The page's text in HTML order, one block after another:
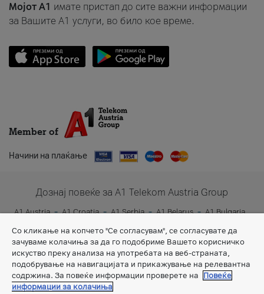
Мојот A1 имате пристап до сите важни информации
за Вашите A1 услуги, во било кое време.
Member of
Начини на плаќање
Дознај повеќе за A1 Telekom Austria Group
A1 Austria A1 Croatia A1 Serbia A1 Belarus
A1 Bulgaria
A1 Slovenia
A1 Digital
Со кликање на копчето "Се согласувам", се согласувате да
зачуваме колачиња за да го подобриме Вашето корисничко
искуство преку анализа на употребата на веб-страната,
подобрување на навигацијата и прикажување на релевантна
содржина. За повеќе информации проверете на
Повеќе
информации за колачиња